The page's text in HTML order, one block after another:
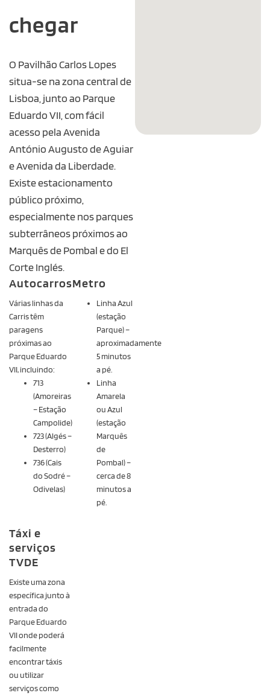
chegar
O Pavilhão Carlos Lopes
situa-se na zona central de
Lisboa, junto ao Parque
Eduardo VII, com fácil
acesso pela Avenida
António Augusto de Aguiar
e Avenida da Liberdade.
Existe estacionamento
público próximo,
especialmente nos parques
subterrâneos próximos ao
Marquês de Pombal e do El
Corte Inglés.
Autocarros
Várias linhas da
Carris têm
paragens
próximas ao
Parque Eduardo
VII, incluindo:
713
(Amoreiras
– Estação
Campolide)
723 (Algés –
Desterro)
736 (Cais
do Sodré –
Odivelas)
Metro
Linha Azul
(estação
Parque) –
aproximadamente
5 minutos
a pé.
Linha
Amarela
ou Azul
(estação
Marquês
de
Pombal) –
cerca de 8
minutos a
pé.
Táxi e
serviços
TVDE
Existe uma zona
específica junto à
entrada do
Parque Eduardo
VII onde poderá
facilmente
encontrar táxis
ou utilizar
serviços como